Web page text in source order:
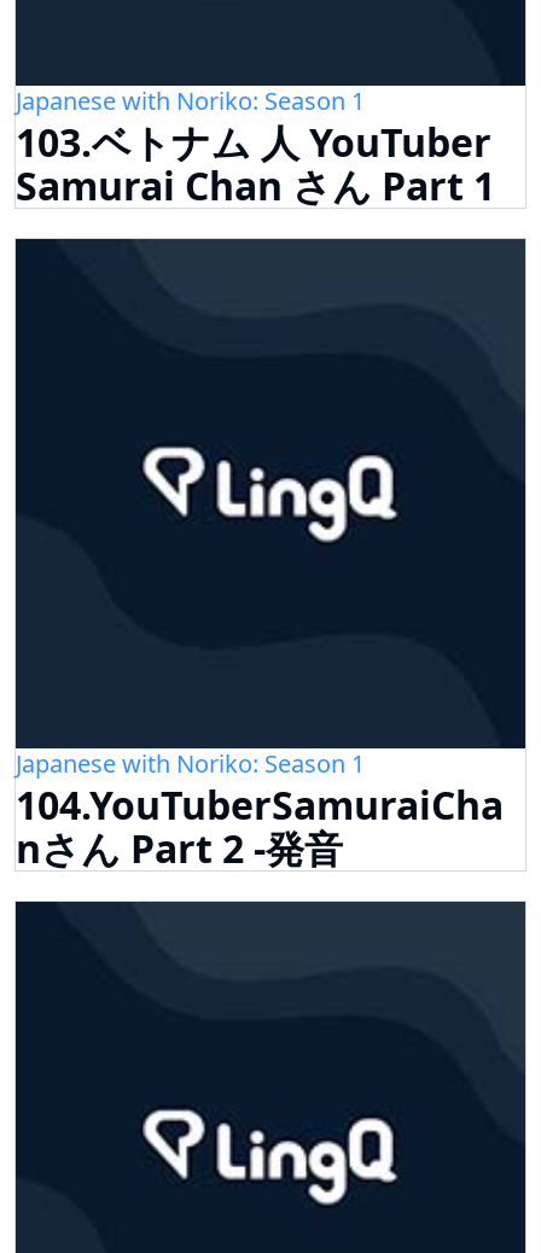
Japanese with Noriko: Season 1
103.ベトナム 人 YouTuber
Samurai Chan さん Part 1
Japanese with Noriko: Season 1
104.YouTuberSamuraiCha
nさん Part 2 -発音